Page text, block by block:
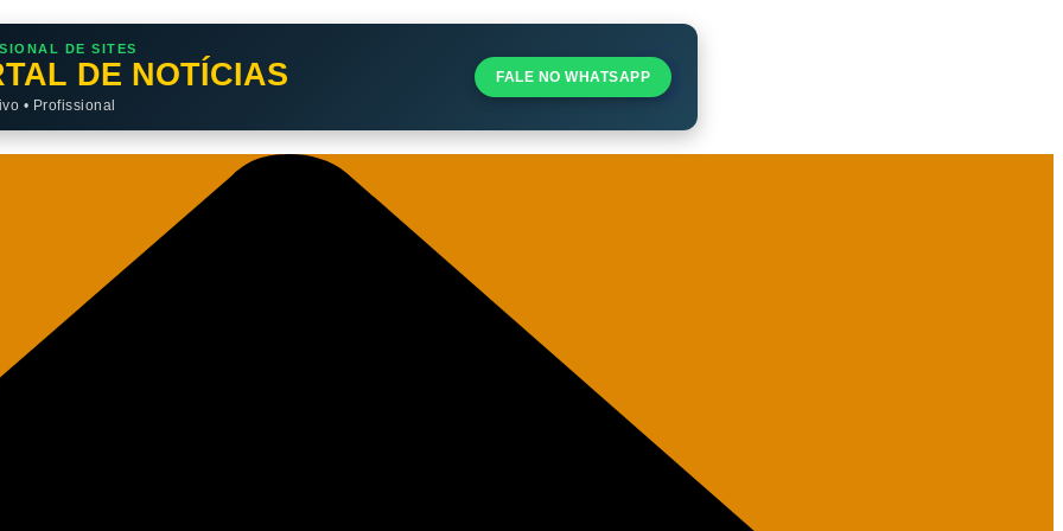
DE SITES
DE NOTÍCIAS
• Profissional
FALE NO WHATSAPP